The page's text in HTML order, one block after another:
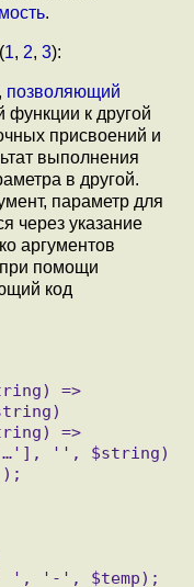
.
1, 2, 3):
позволяющий
функции к другой
присвоений и
выполнения
в другой.
параметр для
через указание
аргументов
при помощи
код
'', $string)